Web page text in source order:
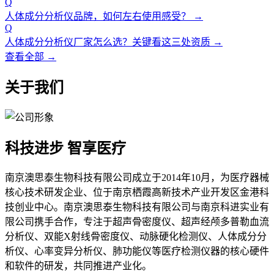
人体成分分析仪品牌，如何左右使用感受？
→
Q
人体成分分析仪厂家怎么选？关键看这三处资质 →
查看全部 →
关于我们
科技进步 智享医疗
南京澳思泰生物科技有限公司成立于2014年10月，为医疗器械
核心技术研发企业、位于南京栖霞高新技术产业开发区金港科
技创业中心。南京澳思泰生物科技有限公司与南京科进实业有
限公司携手合作，专注于超声骨密度仪、超声经颅多普勒血流
分析仪、双能X射线骨密度仪、动脉硬化检测仪、人体成分分
析仪、心率变异分析仪、肺功能仪等医疗检测仪器的核心硬件
和软件的研发，共同推进产业化。